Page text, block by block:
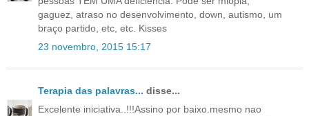
gaguez, atraso no desenvolvimento, down, autismo, um
braço partido, etc, etc. Kisses
23 novembro, 2015 15:17
Terapia das palavras... disse...
Excelente iniciativa..!!!Assino por baixo.mesmo nao